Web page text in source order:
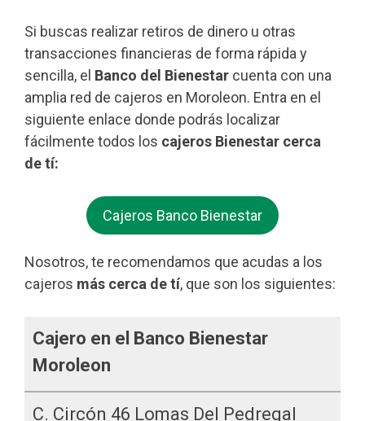
Si buscas realizar retiros de dinero u otras
transacciones financieras de forma rápida y
sencilla, el Banco del Bienestar cuenta con una
amplia red de cajeros en Moroleon. Entra en el
siguiente enlace donde podrás localizar
fácilmente todos los cajeros Bienestar cerca
de tí:
Cajeros Banco Bienestar
Nosotros, te recomendamos que acudas a los
cajeros más cerca de tí, que son los siguientes:
Cajero en el Banco Bienestar
Moroleon
C. Circón 46 Lomas Del Pedregal